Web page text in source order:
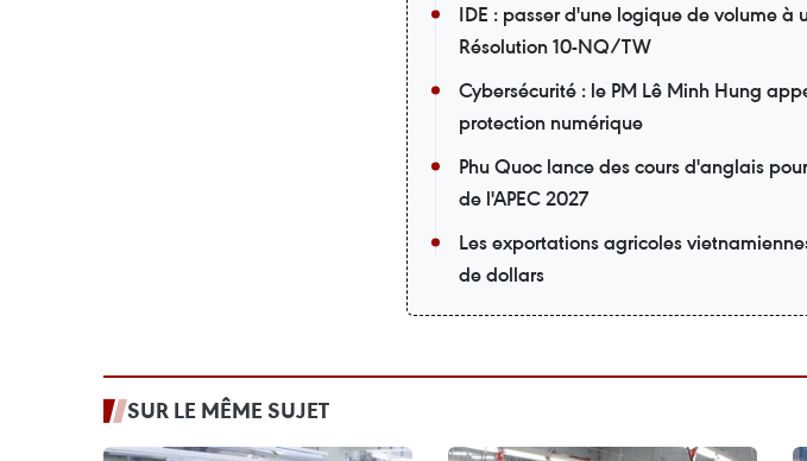
IDE : passer d'une logique de volume
Résolution 10-NQ/TW
Cybersécurité : le PM Lê Minh Hung
protection numérique
Phu Quoc lance des cours d'anglais
de l'APEC 2027
Les exportations agricoles
de dollars
SUR LE MÊME SUJET